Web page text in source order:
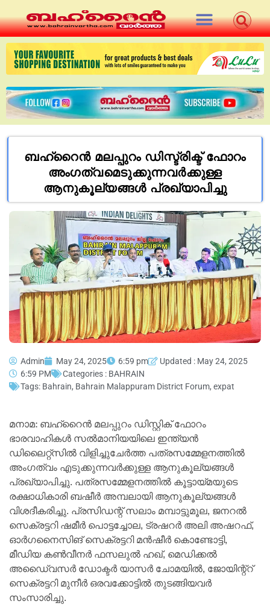
ബഹ്‌റൈന്‍ മലപ്പുറം ഡിസ്ട്രിക്ട് ഫോറം
അംഗത്വമെടുക്കുന്നവര്‍ക്കുള്ള
ആനുകൂല്യങ്ങള്‍ പ്രഖ്യാപിച്ചു
Admin May 24, 2025 6:59 pm
Updated : May 24, 2025
6:59 PM
Categories : BAHRAIN
Tags: Bahrain, Bahrain Malappuram District Forum, expat
മനാമ: ബഹ്‌റൈന്‍ മലപ്പുറം ഡിസ്റ്റിക് ഫോറം
ഭാരവാഹികള്‍ സല്‍മാനിയയിലെ ഇന്ത്യന്‍
ഡിലൈറ്റ്‌സില്‍ വിളിച്ചുചേര്‍ത്ത പത്രസമ്മേളനത്തില്‍
അംഗത്വം എടുക്കുന്നവര്‍ക്കുള്ള ആനുകൂല്യങ്ങള്‍
പ്രഖ്യാപിച്ചു. പത്രസമ്മേളനത്തില്‍ കൂട്ടായ്മയുടെ
രക്ഷാധികാരി ബഷീര്‍ അമ്പലായി ആനുകൂല്യങ്ങള്‍
വിശദീകരിച്ചു. പ്രസിഡന്റ് സലാം മമ്പാട്ടുമൂല, ജനറല്‍
സെക്രട്ടറി ഷമീര്‍ പൊട്ടച്ചോല, ട്രഷറര്‍ അലി അഷറഫ്,
ഓര്‍ഗനൈസിങ് സെക്രട്ടറി മന്‍ഷീര്‍ കൊണ്ടോട്ടി,
മീഡിയ കണ്‍വീനര്‍ ഫസലുല്‍ ഹഖ്, മെഡിക്കല്‍
അഡൈ്വസര്‍ ഡോക്ടര്‍ യാസര്‍ ചോമയില്‍, ജോയിന്റ്‌റ്
സെക്രട്ടറി മുനീര്‍ ഒരവക്കോട്ടില്‍ തുടങ്ങിയവര്‍
സംസാരിച്ചു.